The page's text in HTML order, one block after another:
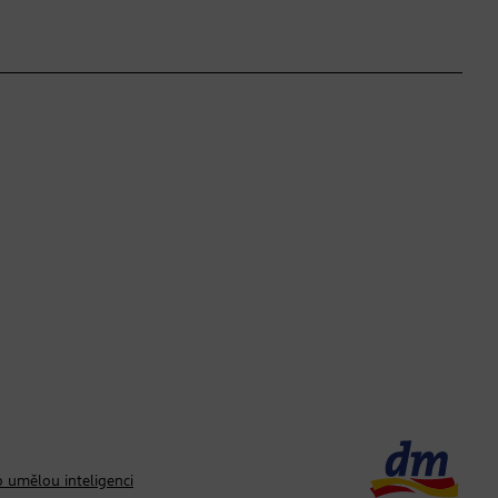
umělou inteligenci